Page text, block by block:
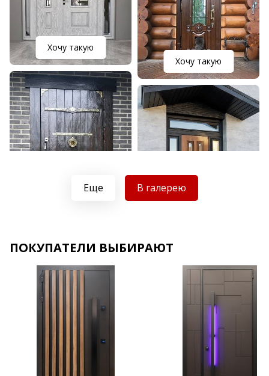
Хочу такую
Хочу такую
Хочу такую
Еще В галерею
ПОКУПАТЕЛИ ВЫБИРАЮТ